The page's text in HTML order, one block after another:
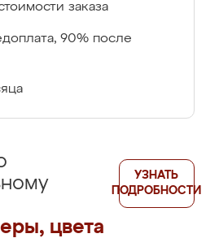
заказа
90% после
цвета
УЗНАТЬ
ПОДРОБНОСТИ